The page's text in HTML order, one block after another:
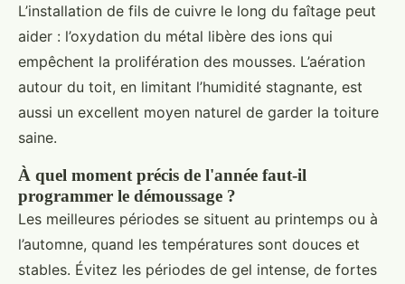
L’installation de fils de cuivre le long du faîtage peut
aider : l’oxydation du métal libère des ions qui
empêchent la prolifération des mousses. L’aération
autour du toit, en limitant l’humidité stagnante, est
aussi un excellent moyen naturel de garder la toiture
saine.
À quel moment précis de l'année faut-il
programmer le démoussage ?
Les meilleures périodes se situent au printemps ou à
l’automne, quand les températures sont douces et
stables. Évitez les périodes de gel intense, de fortes